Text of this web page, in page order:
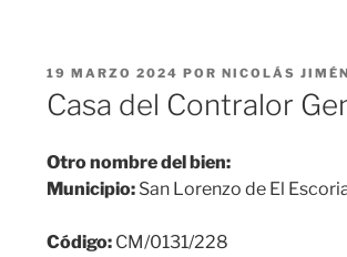
PUBLICADO
EL
19 MARZO 2024 POR NICOLÁS
Casa del Contralor
Otro nombre del bien:
Municipio: San Lorenzo de El
Código: CM/0131/228